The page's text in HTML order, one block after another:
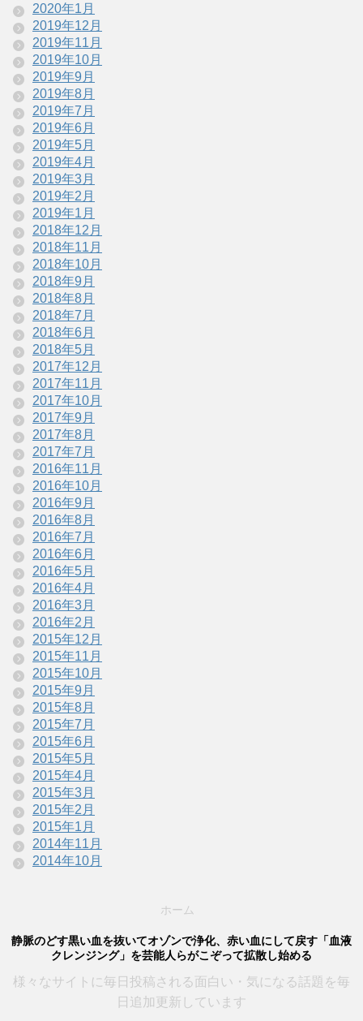
2020年1月
2019年12月
2019年11月
2019年10月
2019年9月
2019年8月
2019年7月
2019年6月
2019年5月
2019年4月
2019年3月
2019年2月
2019年1月
2018年12月
2018年11月
2018年10月
2018年9月
2018年8月
2018年7月
2018年6月
2018年5月
2017年12月
2017年11月
2017年10月
2017年9月
2017年8月
2017年7月
2016年11月
2016年10月
2016年9月
2016年8月
2016年7月
2016年6月
2016年5月
2016年4月
2016年3月
2016年2月
2015年12月
2015年11月
2015年10月
2015年9月
2015年8月
2015年7月
2015年6月
2015年5月
2015年4月
2015年3月
2015年2月
2015年1月
2014年11月
2014年10月
ホーム
静脈のどす黒い血を抜いてオゾンで浄化、赤い血にして戻す「血液
クレンジング」を芸能人らがこぞって拡散し始める
様々なサイトに毎日投稿される面白い・気になる話題を毎
日追加更新しています